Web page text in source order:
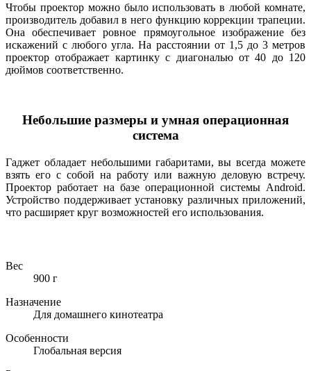
Чтобы проектор можно было использовать в любой комнате,
производитель добавил в него функцию коррекции трапеции.
Она обеспечивает ровное прямоугольное изображение без
искажений с любого угла. На расстоянии от 1,5 до 3 метров
проектор отображает картинку с диагональю от 40 до 120
дюймов соответственно.
Небольшие размеры и умная операционная
система
Гаджет обладает небольшими габаритами, вы всегда можете
взять его с собой на работу или важную деловую встречу.
Проектор работает на базе операционной системы Android.
Устройство поддерживает установку различных приложений,
что расширяет круг возможностей его использования.
Вес
900 г
Назначение
Для домашнего кинотеатра
Особенности
Глобальная версия